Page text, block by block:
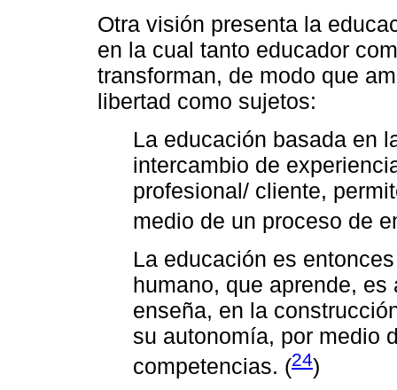
Otra visión presenta la
en la cual tanto educador
transforman, de modo que
libertad como sujetos:
La educación basada en
intercambio de
profesional/ cliente,
medio de un proceso de
La educación es
humano, que aprende,
enseña, en la
su autonomía, por medio
competencias. (24)